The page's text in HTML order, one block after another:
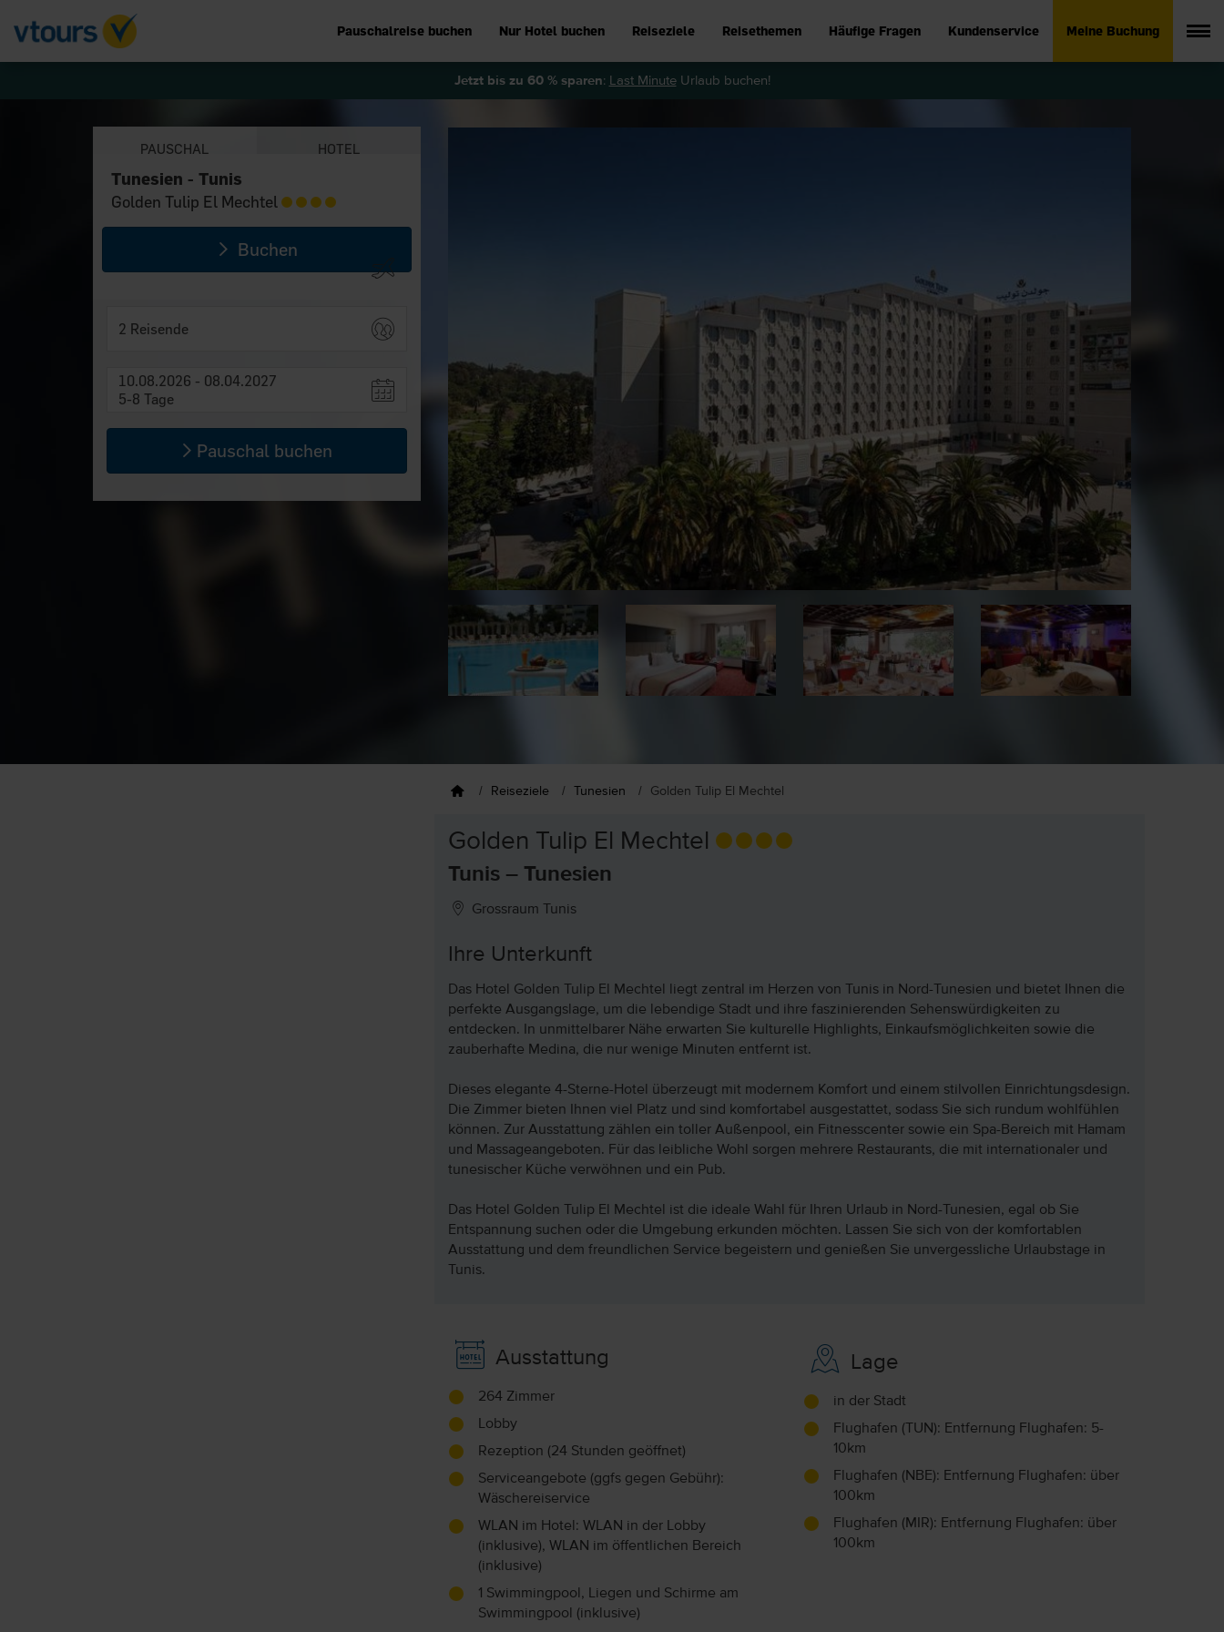
Pauschalreise buchen Nur Hotel buchen Reiseziele Reisethemen Häufige Fragen Kundenservice Meine Buchung
Jetzt bis zu 60 % sparen: Last MinuteUrlaub buchen!
PAUSCHAL HOTEL
Tunesien - Tunis
2 Reisende
10.08.2026 - 08.04.2027
5-8 Tage
Pauschal buchen
Tunesien - Tunis
Golden Tulip El Mechtel
Buchen
Reiseziele Tunesien Golden Tulip El Mechtel
Golden Tulip El Mechtel
Tunis – Tunesien
Grossraum Tunis
Ihre Unterkunft
Das Hotel Golden Tulip El Mechtel liegt zentral im Herzen von Tunis in Nord-Tunesien und bietet Ihnen die
perfekte Ausgangslage, um die lebendige Stadt und ihre faszinierenden Sehenswürdigkeiten zu
entdecken. In unmittelbarer Nähe erwarten Sie kulturelle Highlights, Einkaufsmöglichkeiten sowie die
zauberhafte Medina, die nur wenige Minuten entfernt ist.
Dieses elegante 4-Sterne-Hotel überzeugt mit modernem Komfort und einem stilvollen Einrichtungsdesign.
Die Zimmer bieten Ihnen viel Platz und sind komfortabel ausgestattet, sodass Sie sich rundum wohlfühlen
können. Zur Ausstattung zählen ein toller Außenpool, ein Fitnesscenter sowie ein Spa-Bereich mit Hamam
und Massageangeboten. Für das leibliche Wohl sorgen mehrere Restaurants, die mit internationaler und
tunesischer Küche verwöhnen und ein Pub.
Das Hotel Golden Tulip El Mechtel ist die ideale Wahl für Ihren Urlaub in Nord-Tunesien, egal ob Sie
Entspannung suchen oder die Umgebung erkunden möchten. Lassen Sie sich von der komfortablen
Ausstattung und dem freundlichen Service begeistern und genießen Sie unvergessliche Urlaubstage in
Tunis.
Ausstattung
264 Zimmer
Lobby
Rezeption (24 Stunden geöffnet)
Serviceangebote (ggfs gegen Gebühr):
Wäschereiservice
WLAN im Hotel: WLAN in der Lobby
(inklusive), WLAN im öffentlichen Bereich
(inklusive)
1 Swimmingpool, Liegen und Schirme am
Swimmingpool (inklusive)
Lage
in der Stadt
Flughafen (TUN): Entfernung Flughafen: 5-
10km
Flughafen (NBE): Entfernung Flughafen: über
100km
Flughafen (MIR): Entfernung Flughafen: über
100km